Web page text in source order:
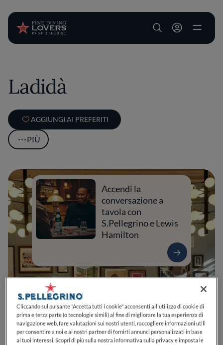
User account
Ladidà
AGGIUNGI AI PREFERITI
PIÙ
Accendi la
conversazione a
tavola con
S.Pellegrino e Lewis
Hamilton
Cliccando sul pulsante "Accetta tutti i cookie" acconsenti all'utilizzo di cookie di
prima e terza parte (o tecnologie simili) al fine di migliorare la tua esperienza di
navigazione web, fare valutazioni sui nostri utenti, raccogliere informazioni utili
per consentire a noi e ai nostri partner di fornirti annunci personalizzati in base
ai tuoi interessi. Scopri di più sulla nostra informativa sulla privacy e imposta le